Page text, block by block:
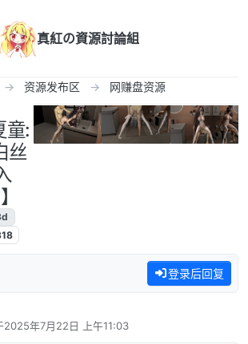
真紅の資源討論組
资源发布区 网赚盘资源
童:‎‎
丝
登录后回复
2025年7月22日 上午11:03
由 编辑